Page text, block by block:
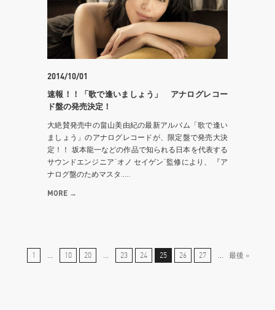
2014/10/01
速報！！「歌で逢いましょう」 アナログレコー
ド盤の発売決定！
大絶賛発売中の畠山美由紀の最新アルバム「歌で逢い
ましょう」のアナログレコードが、限定盤で発売大決
定！！ 坂本龍一などの作品で知られる日本を代表する
サウンドエンジニア“オノ セイゲン”監修により、 『ア
ナログ盤のためマスタ.....
MORE →
1 ... 10 20 ... 23 24 25 26 27 ... 最後 »